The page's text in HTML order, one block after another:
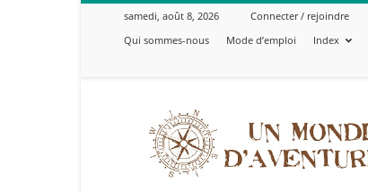
samedi, août 8, 2026
Connecter / rejoindre
Qui sommes-nous
Mode d’emploi Index
Monde
d'Aventures